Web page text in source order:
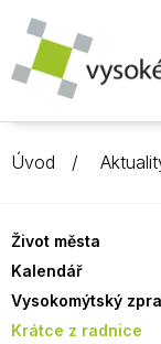
Úvod
Život města
Kalendář
Vysokomýtský
Krátce z radnice